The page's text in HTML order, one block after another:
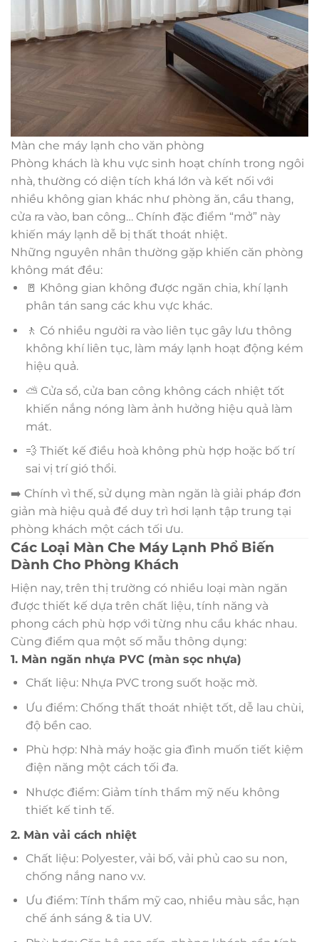
Màn che máy lạnh cho văn phòng
Phòng khách là khu vực sinh hoạt chính trong ngôi
nhà, thường có diện tích khá lớn và kết nối với
nhiều không gian khác như phòng ăn, cầu thang,
cửa ra vào, ban công… Chính đặc điểm “mở” này
khiến máy lạnh dễ bị thất thoát nhiệt.
Những nguyên nhân thường gặp khiến căn phòng
không mát đều:
🚪 Không gian không được ngăn chia, khí lạnh
phân tán sang các khu vực khác.
🚶 Có nhiều người ra vào liên tục gây lưu thông
không khí liên tục, làm máy lạnh hoạt động kém
hiệu quả.
⛅ Cửa sổ, cửa ban công không cách nhiệt tốt
khiến nắng nóng làm ảnh hưởng hiệu quả làm
mát.
💨 Thiết kế điều hoà không phù hợp hoặc bố trí
sai vị trí gió thổi.
➡️ Chính vì thế, sử dụng màn ngăn là giải pháp đơn
giản mà hiệu quả để duy trì hơi lạnh tập trung tại
phòng khách một cách tối ưu.
Các Loại Màn Che Máy Lạnh Phổ Biến
Dành Cho Phòng Khách
Hiện nay, trên thị trường có nhiều loại màn ngăn
được thiết kế dựa trên chất liệu, tính năng và
phong cách phù hợp với từng nhu cầu khác nhau.
Cùng điểm qua một số mẫu thông dụng:
1. Màn ngăn nhựa PVC (màn sọc nhựa)
Chất liệu: Nhựa PVC trong suốt hoặc mờ.
Ưu điểm: Chống thất thoát nhiệt tốt, dễ lau chùi,
độ bền cao.
Phù hợp: Nhà máy hoặc gia đình muốn tiết kiệm
điện năng một cách tối đa.
Nhược điểm: Giảm tính thẩm mỹ nếu không
thiết kế tinh tế.
2. Màn vải cách nhiệt
Chất liệu: Polyester, vải bố, vải phủ cao su non,
chống nắng nano v.v.
Ưu điểm: Tính thẩm mỹ cao, nhiều màu sắc, hạn
chế ánh sáng & tia UV.